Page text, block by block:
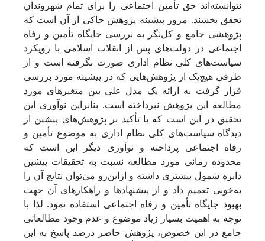
نتوانسته‌اند حق تأمین اجتماعی را برای تمام شهروندان
تحقق بخشند. مرور پیشینه پژوهش حاکی از آن است که
پژوهشی جامع و کل‌نگر به بررسی جایگاه تأمین و رفاه
اجتماعی در دولت‌های پس از انقلاب اسلامی با رویکرد
سیاست‌های کلی نظام اداری صورت نگرفته است و از
طرفی هیچ‌یک از پژوهش‌هایی که در پیشینه مورد بررسی
قرار گرفت به ارائه یک مدل علی بین متغیرهای مورد
مطالعه این پژوهش نپرداخته است. بنابراین نوآوری این
تحقیق در این است که با تأکید بر پژوهش‌های پیشین از
دیدگاه سیاست‌های کلی نظام اداری به موضوع تأمین و
رفاه اجتماعی پرداخته و نوآوری دیگر این است که
محدوده زمانی مورد مطالعه نسبت به تحقیقات پیشین
دایره شمول بیشتری داشته و ازاین‌رو می‌توان نتایج آن را
به‌خوبی تعمیم داد و از پیشنهادها و راهکارهای آن جهت
بهبود جایگاه تأمین و رفاه اجتماعی استفاده نمود. لذا با
توجه به اهمیت بسیار زیاد موضوع و عدم وجود مطالعاتی
جامع در این خصوص، پژوهش حاضر درصد پاسخ به این